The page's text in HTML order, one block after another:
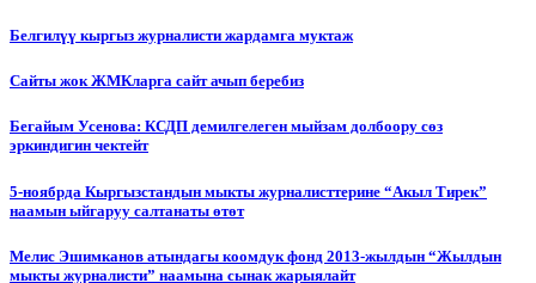
Белгилүү кыргыз журналисти жардамга муктаж
Сайты жок ЖМКларга сайт ачып беребиз
Бегайым Усенова: КСДП демилгелеген мыйзам долбоору сөз
эркиндигин чектейт
5-ноябрда Кыргызстандын мыкты журналисттерине “Акыл Тирек”
наамын ыйгаруу салтанаты өтөт
Мелис Эшимканов атындагы коомдук фонд 2013-жылдын “Жылдын
мыкты журналисти” наамына сынак жарыялайт